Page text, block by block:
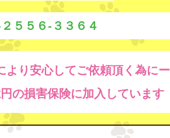
５５６-３３６４
より安心してご依頼頂く為にー
の損害保険に加入しています